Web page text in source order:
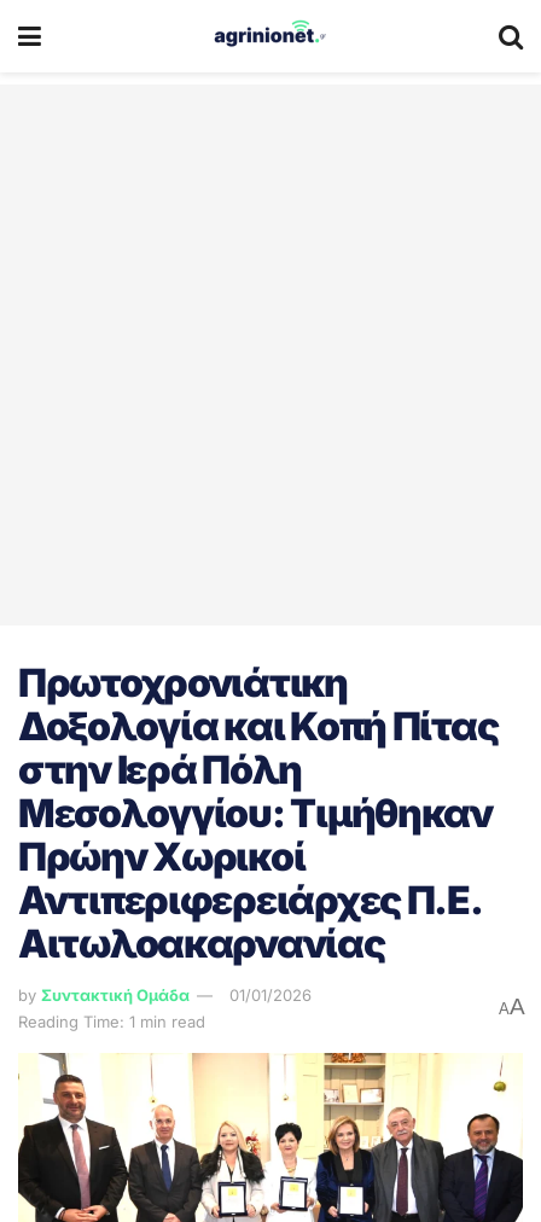
Πρωτοχρονιάτικη
Δοξολογία και Κοπή Πίτας
στην Ιερά Πόλη
Μεσολογγίου: Τιμήθηκαν
Πρώην Χωρικοί
Αντιπεριφερειάρχες Π.Ε.
Αιτωλοακαρνανίας
by Συντακτική Ομάδα
01/01/2026
Reading Time: 1 min read
AA